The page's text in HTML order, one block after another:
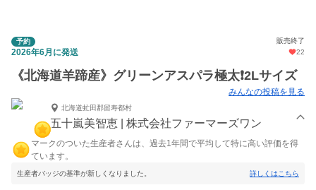
予約 販売終了
2026年6月に発送 22
《北海道羊蹄産》グリーンアスパラ極太❗️2Lサイズ
みんなの投稿を見る
北海道虻田郡留寿都村
五十嵐美智恵 | 株式会社ファーマーズワン
マークのついた生産者さんは、過去1年間で平均して特に高い評価を得
ています。
生産者バッジの基準が新しくなりました。 詳しくはこちら